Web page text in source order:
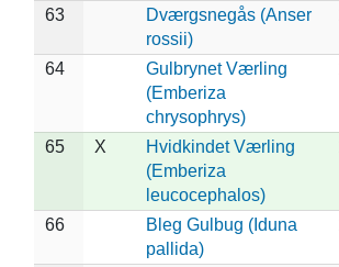
63
Dværgsnegås (Anser
rossii)
64
Gulbrynet Værling
(Emberiza
chrysophrys)
65 X
Hvidkindet Værling
(Emberiza
leucocephalos)
66
Bleg Gulbug (Iduna
pallida)